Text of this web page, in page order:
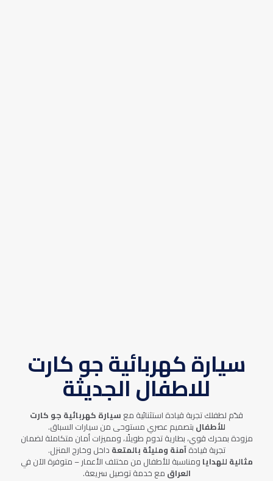
سيارة كهربائية جو كارت
للاطفال الجديثة
قدّم لطفلك تجربة قيادة استثنائية مع سيارة كهربائية جو كارت
للأطفال بتصميم عصري مستوحى من سيارات السباق.
مزودة بمحرك قوي، بطارية تدوم طويلًا، ومميزات أمان متكاملة لضمان
تجربة قيادةآمنة ومليئة بالمتعة داخل وخارج المنزل.
مثالية للهدايا ومناسبة للأطفال من مختلف الأعمار – متوفرة الآن في
العراق مع خدمة توصيل سريعة.